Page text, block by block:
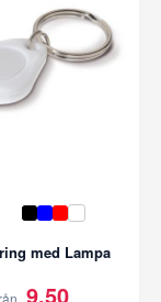
med Lampa
9,50